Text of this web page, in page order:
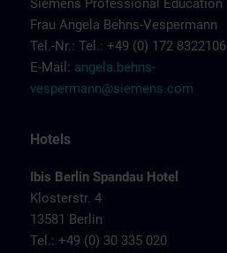
Siemens Professional Education
Frau Angela Behns-Vespermann
Tel.-Nr.: Tel.: +49 (0) 172 8322106
E-Mail: angela.behns-
vespermann@siemens.com
Hotels
Ibis Berlin Spandau Hotel
Klosterstr. 4
13581 Berlin
Tel.: +49 (0) 30 335 020